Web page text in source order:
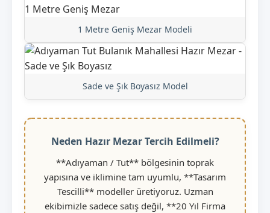
1 Metre Geniş Mezar Modeli
Sade ve Şık Boyasız Model
Neden Hazır Mezar Tercih Edilmeli?
**Adıyaman / Tut** bölgesinin toprak
yapısına ve iklimine tam uyumlu, **Tasarım
Tescilli** modeller üretiyoruz. Uzman
ekibimizle sadece satış değil, **20 Yıl Firma